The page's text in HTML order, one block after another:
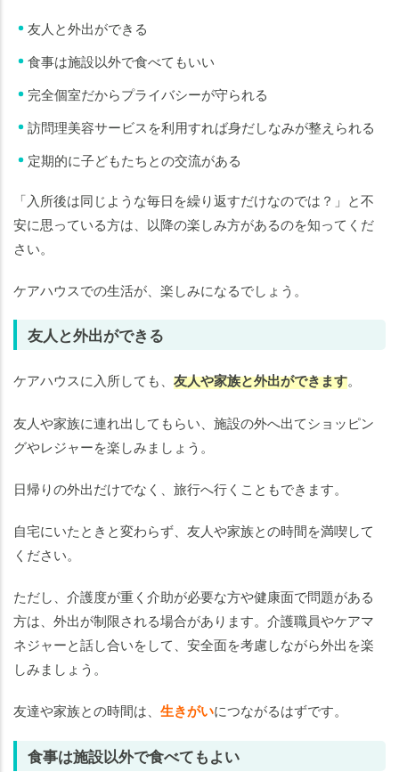
友人と外出ができる
食事は施設以外で食べてもいい
完全個室だからプライバシーが守られる
訪問理美容サービスを利用すれば身だしなみが整えられる
定期的に子どもたちとの交流がある
「入所後は同じような毎日を繰り返すだけなのでは？」と不
安に思っている方は、以降の楽しみ方があるのを知ってくだ
さい。
ケアハウスでの生活が、楽しみになるでしょう。
友人と外出ができる
ケアハウスに入所しても、 友人や家族と外出ができます。
友人や家族に連れ出してもらい、施設の外へ出てショッピン
グやレジャーを楽しみましょう。
日帰りの外出だけでなく、旅行へ行くこともできます。
自宅にいたときと変わらず、友人や家族との時間を満喫して
ください。
ただし、介護度が重く介助が必要な方や健康面で問題がある
方は、外出が制限される場合があります。介護職員やケアマ
ネジャーと話し合いをして、安全面を考慮しながら外出を楽
しみましょう。
友達や家族との時間は、 生きがいにつながるはずです。
食事は施設以外で食べてもよい